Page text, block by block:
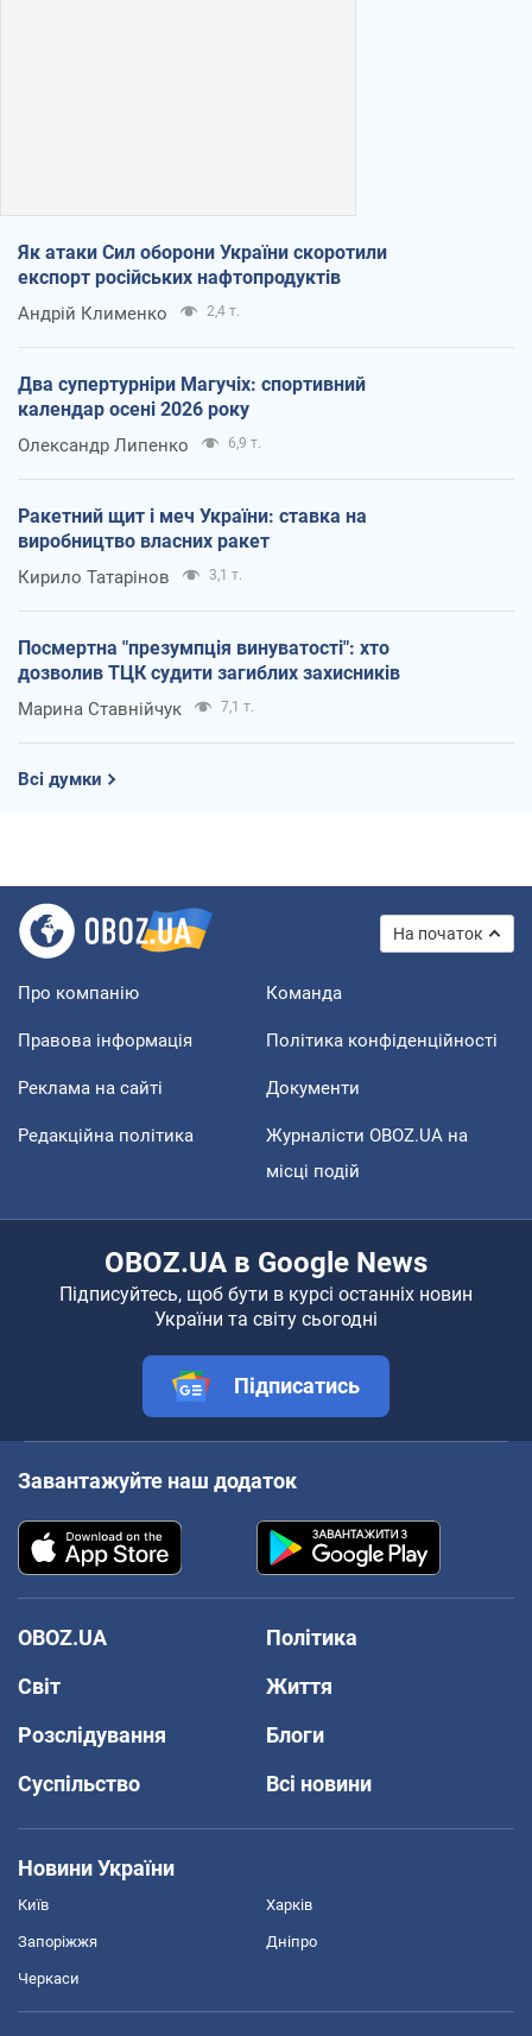
Як атаки Сил оборони України скоротили
експорт російських нафтопродуктів
Андрій Клименко 2,4 т.
Два супертурніри Магучіх: спортивний
календар осені 2026 року
Олександр Липенко 6,9 т.
Ракетний щит і меч України: ставка на
виробництво власних ракет
Кирило Татарінов 3,1 т.
Посмертна "презумпція винуватості": хто
дозволив ТЦК судити загиблих захисників
Марина Ставнійчук 7,1 т.
Всі думки
На початок
Про компанію Команда
Правова інформація Політика конфіденційності
Реклама на сайті Документи
Редакційна політика
Журналісти OBOZ.UA на
місці подій
OBOZ.UA в Google News
Підписуйтесь, щоб бути в курсі останніх новин
України та світу сьогодні
Підписатись
Завантажуйте наш додаток
OBOZ.UA
Політика
Світ
Життя
Розслідування
Блоги
Суспільство
Всі новини
Новини України
Київ Харків
Запоріжжя Дніпро
Черкаси